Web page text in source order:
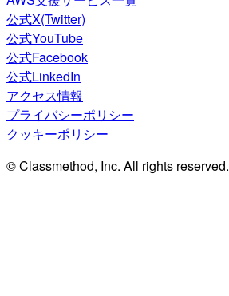
公式X(Twitter)
公式YouTube
公式Facebook
公式LinkedIn
アクセス情報
プライバシーポリシー
クッキーポリシー
© Classmethod, Inc. All rights reserved.